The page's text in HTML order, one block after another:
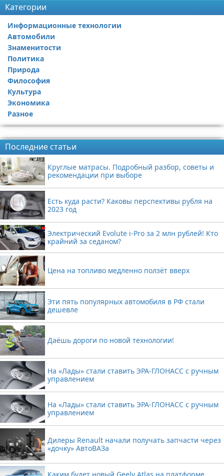
Категории
Информационные технологии
Автомобили
Знаменитости
Политика
Природа
Философия
Культура
Экономика
Разное
Последние статьи
Круглые матрасы. Подробный разбор, советы и
рекомендации при выборе
Есть куда расти? Каковы перспективы рубля на
2023 год
Электрический Evolute i-Pro за 2 млн рублей! Кто
крайний за седаном?
Цена на топливо медленно ползёт вверх
Эти пять популярных автомобиля в РФ стали
дешевле
Даёшь дороги по новой технологии!
На «Лады» стали ставить ЭРА-ГЛОНАСС с ручным
управлением
На «Лады» стали ставить ЭРА-ГЛОНАСС с ручным
управлением
Дилеры Renault начали получать запчасти через
«дочку» АвтоВАЗа